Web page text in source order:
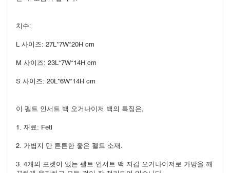
치수:
L 사이즈: 27L*7W*20H cm
M 사이즈: 23L*7W*14H cm
S 사이즈: 20L*6W*14H cm
이 펠트 인서트 백 오거나이저 백의 특징은,
1. 재료: Fetl
2. 가볍지 만 튼튼한 좋은 펠트 소재.
3. 4개의 포켓이 있는 펠트 인서트 백 지갑 오거나이저로 가방을 깨